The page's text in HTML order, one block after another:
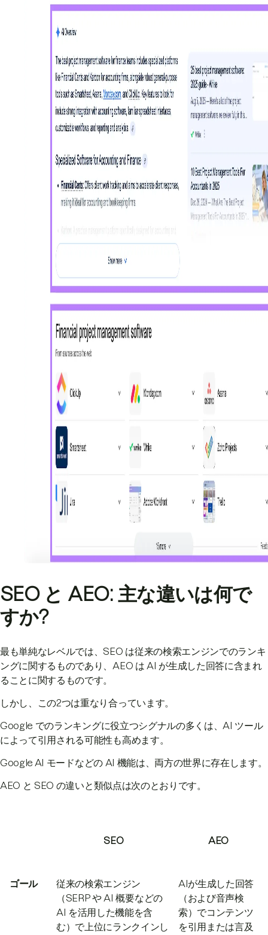
SEO と AEO: 主な違いは何で
すか?
最も単純なレベルでは、SEO は従来の検索エンジンでのランキ
ングに関するものであり、AEO は AI が生成した回答に含まれ
ることに関するものです。
しかし、この2つは重なり合っています。
Google でのランキングに役立つシグナルの多くは、AI ツール
によって引用される可能性も高めます。
Google AI モードなどの AI 機能は、両方の世界に存在します。
AEO と SEO の違いと類似点は次のとおりです。
SEO AEO
ゴール
従来の検索エンジン
（SERP や AI 概要などの
AI を活用した機能を含
む）で上位にランクインし
AIが生成した回答
（および音声検
索）でコンテンツ
を引用または言及